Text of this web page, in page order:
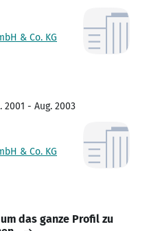
& Co. KG
2001 - Aug. 2003
& Co. KG
das ganze Profil zu